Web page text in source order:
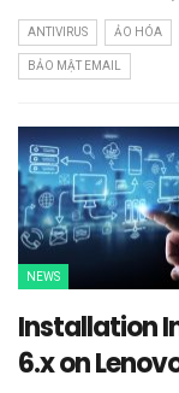
ANTIVIRUS ẢO HÓA
BẢO MẬT EMAIL
NEWS
Installation
6.x on